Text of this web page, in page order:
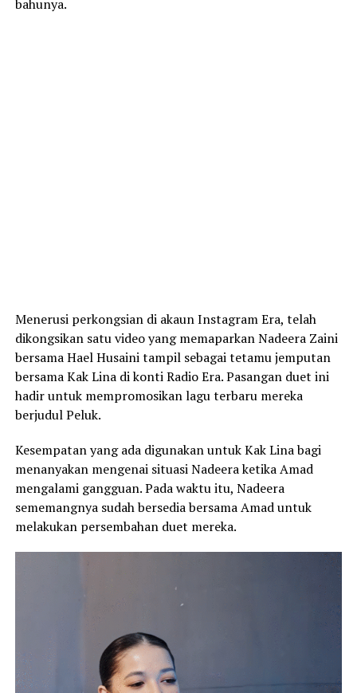
bahunya.
Menerusi perkongsian di akaun Instagram Era, telah
dikongsikan satu video yang memaparkan Nadeera Zaini
bersama Hael Husaini tampil sebagai tetamu jemputan
bersama Kak Lina di konti Radio Era. Pasangan duet ini
hadir untuk mempromosikan lagu terbaru mereka
berjudul Peluk.
Kesempatan yang ada digunakan untuk Kak Lina bagi
menanyakan mengenai situasi Nadeera ketika Amad
mengalami gangguan. Pada waktu itu, Nadeera
sememangnya sudah bersedia bersama Amad untuk
melakukan persembahan duet mereka.